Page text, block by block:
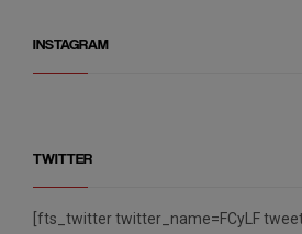
INSTAGRAM
TWITTER
[fts_twitter twitter_name=FCyLF